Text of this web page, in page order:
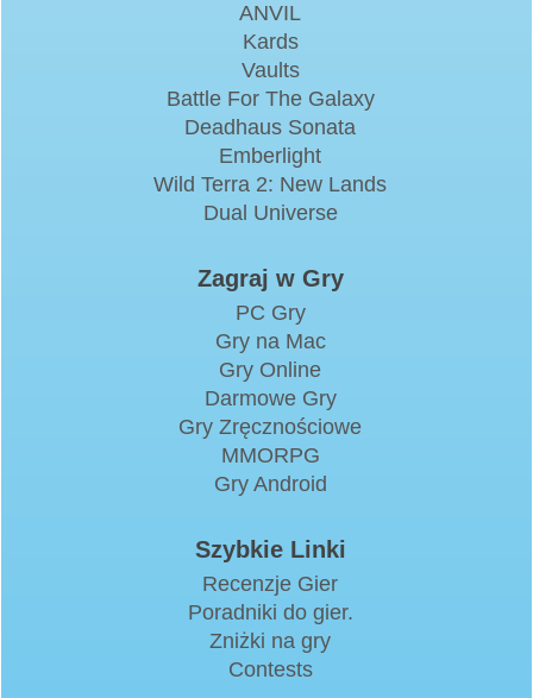
ANVIL
Kards
Vaults
Battle For The Galaxy
Deadhaus Sonata
Emberlight
Wild Terra 2: New Lands
Dual Universe
Zagraj w Gry
PC Gry
Gry na Mac
Gry Online
Darmowe Gry
Gry Zręcznościowe
MMORPG
Gry Android
Szybkie Linki
Recenzje Gier
Poradniki do gier.
Zniżki na gry
Contests